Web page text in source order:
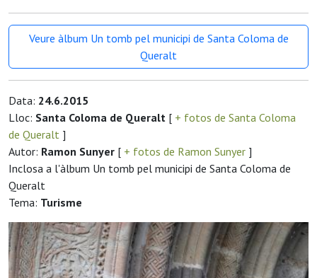
Veure àlbum Un tomb pel municipi de Santa Coloma de
Queralt
Data: 24.6.2015
Lloc: Santa Coloma de Queralt [ + fotos de Santa Coloma
de Queralt ]
Autor: Ramon Sunyer [ + fotos de Ramon Sunyer ]
Inclosa a l'àlbum Un tomb pel municipi de Santa Coloma de
Queralt
Tema: Turisme